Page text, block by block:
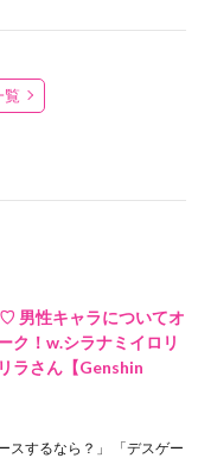
覧
男性キャラについてオ
ク！w.シラナミイロリ
ラさん【Genshin
スするなら？」 「デスゲー